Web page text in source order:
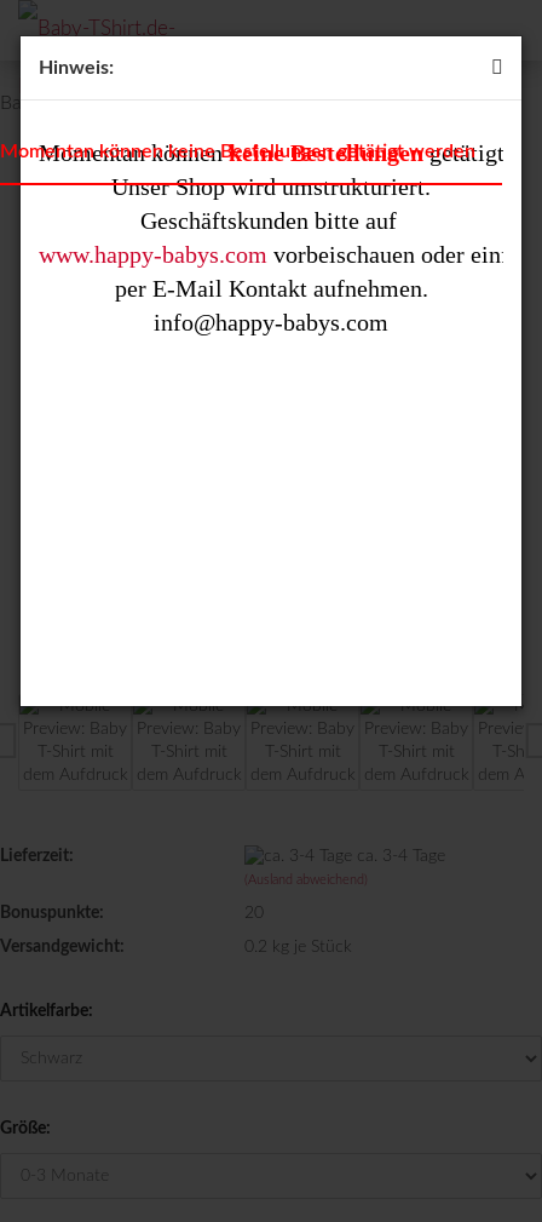
Hinweis:
Momentan können keine Bestellungen getätigt
Unser Shop wird umstrukturiert.
www.happy-babys.com vorbeischauen oder
per E-Mail Kontakt aufnehmen.
Baby T-Shirt mit dem Aufdruck Sternzeichen "Steinbock"
Momentan können keine Bestellungen getätigt werden
Lieferzeit: ca. 3-4 Tage
(Ausland abweichend)
Bonuspunkte:
20
Versandgewicht:
0.2 kg je Stück
Artikelfarbe:
Größe: